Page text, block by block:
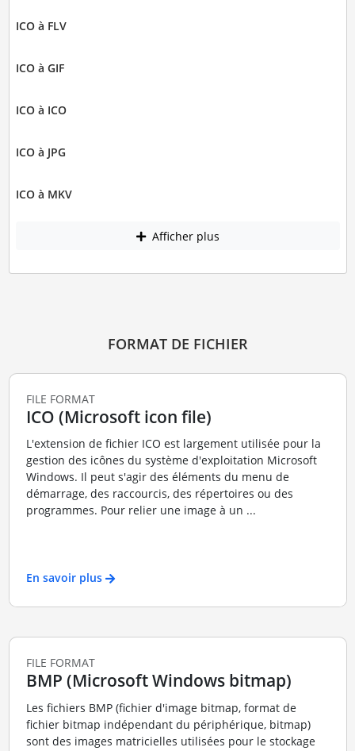
ICO à FLV
ICO à GIF
ICO à ICO
ICO à JPG
ICO à MKV
Afficher plus
FORMAT DE FICHIER
FILE FORMAT
ICO (Microsoft icon file)
L'extension de fichier ICO est largement utilisée pour la
gestion des icônes du système d'exploitation Microsoft
Windows. Il peut s'agir des éléments du menu de
démarrage, des raccourcis, des répertoires ou des
programmes. Pour relier une image à un ...
En savoir plus
FILE FORMAT
BMP (Microsoft Windows bitmap)
Les fichiers BMP (fichier d'image bitmap, format de
fichier bitmap indépendant du périphérique, bitmap)
sont des images matricielles utilisées pour le stockage